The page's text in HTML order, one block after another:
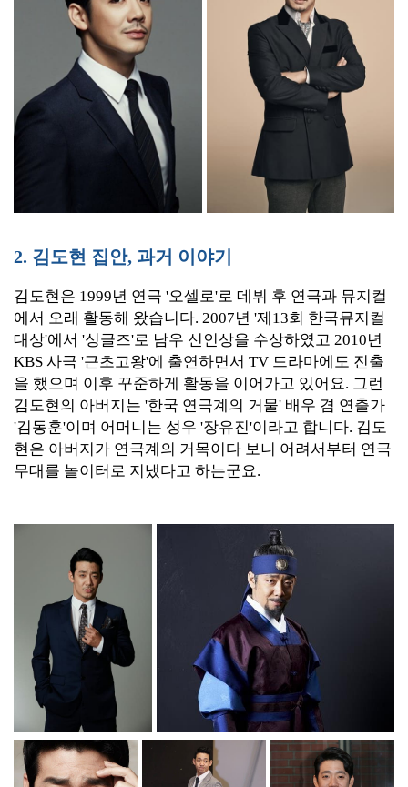
2. 김도현 집안, 과거 이야기
김도현은 1999년 연극 '오셀로'로 데뷔 후 연극과 뮤지컬
에서 오래 활동해 왔습니다. 2007년 '제13회 한국뮤지컬
대상'에서 '싱글즈'로 남우 신인상을 수상하였고 2010년
KBS 사극 '근초고왕'에 출연하면서 TV 드라마에도 진출
을 했으며 이후 꾸준하게 활동을 이어가고 있어요. 그런
김도현의 아버지는 '한국 연극계의 거물' 배우 겸 연출가
'김동훈'이며 어머니는 성우 '장유진'이라고 합니다. 김도
현은 아버지가 연극계의 거목이다 보니 어려서부터 연극
무대를 놀이터로 지냈다고 하는군요.